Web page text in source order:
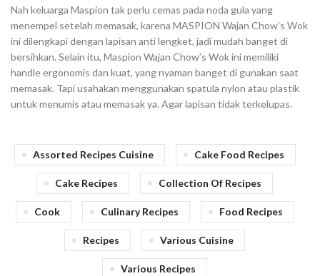
Nah keluarga Maspion tak perlu cemas pada noda gula yang
menempel setelah memasak, karena MASPION Wajan Chow’s Wok
ini dilengkapi dengan lapisan anti lengket, jadi mudah banget di
bersihkan. Selain itu, Maspion Wajan Chow’s Wok ini memiliki
handle ergonomis dan kuat, yang nyaman banget di gunakan saat
memasak. Tapi usahakan menggunakan spatula nylon atau plastik
untuk menumis atau memasak ya. Agar lapisan tidak terkelupas.
Assorted Recipes Cuisine Cake Food Recipes
Cake Recipes Collection Of Recipes
Cook Culinary Recipes Food Recipes
Recipes Various Cuisine
Various Recipes